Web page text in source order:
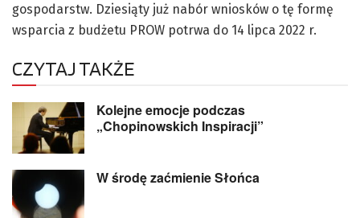
gospodarstw. Dziesiąty już nabór wniosków o tę formę
wsparcia z budżetu PROW potrwa do 14 lipca 2022 r.
CZYTAJ TAKŻE
Kolejne emocje podczas
„Chopinowskich Inspiracji”
W środę zaćmienie Słońca